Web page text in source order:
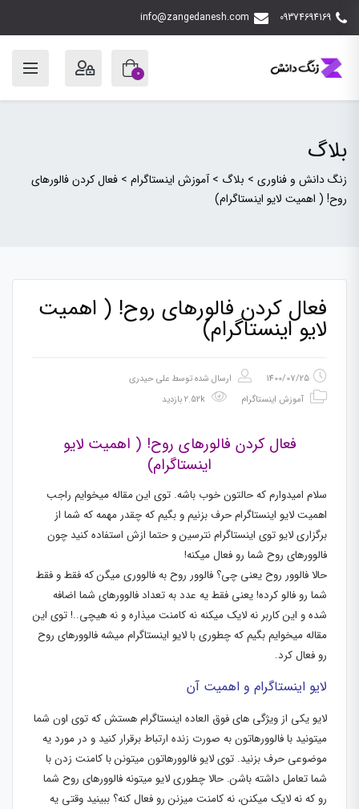
09374694169
info@zangedanesh.com
0
بلاگ
زنگ دانش و فناوری > بلاگ >آموزش اینستاگرام > فعال کردن فالورهای
روح! ( اهمیت لایو اینستاگرام)
فعال کردن فالورهای روح! ( اهمیت
لایو اینستاگرام)
1400/07/25 ارسال شده توسط علی حیدری
آموزش اینستاگرام
فعال کردن فالورهای روح! ( اهمیت لایو
اینستاگرام)
سلام امیدوارم که حالتون خوب باشه. توی این مقاله میخوایم راجب
اهمیت لایو اینستاگرام حرف بزنیم و بگیم که چقدر مهمه که شما از
برگزاری لایو توی اینستاگرام نترسین و حتما ازش استفاده کنید چون
فالوورهای روح شما رو فعال میکنه!
حالا فالوور روح یعنی چی؟ فالوور روح به فالووری میگن که فقط و فقط
شما رو فالو کرده! یعنی فقط یه عدد به تعداد فالوورهای شما اضافه
شده و این کاربر نه لایک میکنه نه کامنت میذاره و نه هیچی..! توی این
مقاله میخوایم بگیم که چطوری با لایو اینستاگرام میشه فالوورهای روح
رو فعال کرد.
لایو اینستاگرام و اهمیت آن
لایو یکی از ویژگی های فوق العاده اینستاگرام هستش که توی اون شما
میتونید با فالوورهاتون به صورت زنده ارتباط برقرار کنید و در مورد یه
موضوعی حرف بزنید. توی لایو فالوورهاتون میتونن با کامنت زدن با
شما تعامل داشته باشن. حالا چطوری لایو میتونه فالوورهای روح شما
رو که نه لایک میکنن، نه کامنت میزنن رو فعال کنه؟ ببینید وقتی یه